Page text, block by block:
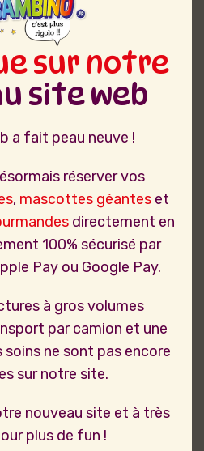
sur notre
site web
a fait peau neuve !
réserver vos
, mascottes géantes et
directement en
100% sécurisé par
Pay ou Google Pay.
à gros volumes
par camion et une
ne sont pas encore
sur notre site.
nouveau site et à très
plus de fun !